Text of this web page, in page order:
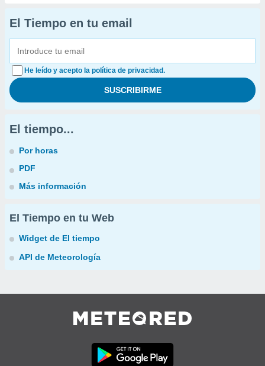
El Tiempo en tu email
He leído y acepto la política de privacidad.
El tiempo...
Por horas
PDF
Más información
El Tiempo en tu Web
Widget de El tiempo
API de Meteorología